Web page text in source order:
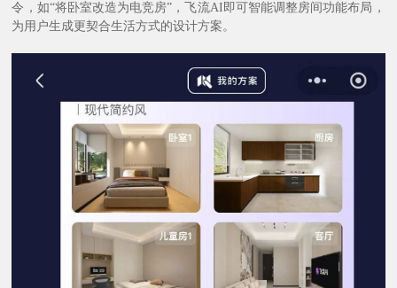
令，如“将卧室改造为电竞房”，飞流AI即可智能调整房间功能布局，
为用户生成更契合生活方式的设计方案。